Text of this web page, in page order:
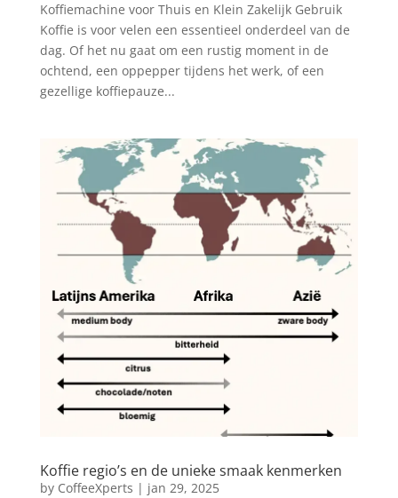
Koffiemachine voor Thuis en Klein Zakelijk Gebruik
Koffie is voor velen een essentieel onderdeel van de
dag. Of het nu gaat om een rustig moment in de
ochtend, een oppepper tijdens het werk, of een
gezellige koffiepauze...
Koffie regio’s en de unieke smaak kenmerken
by CoffeeXperts | jan 29, 2025